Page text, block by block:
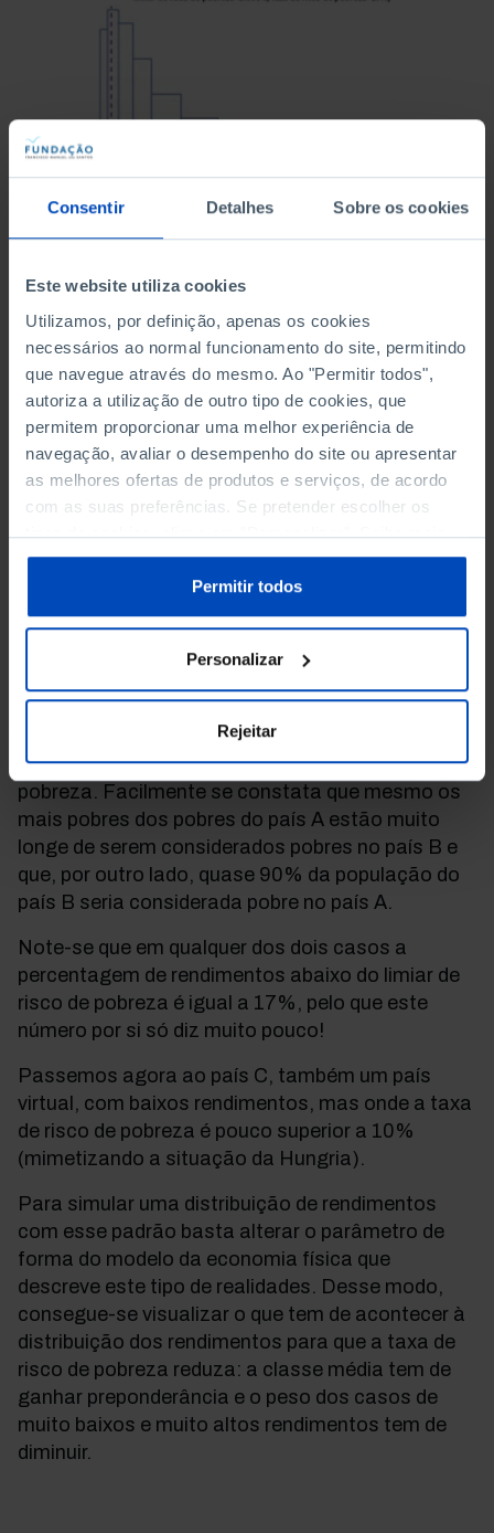
Consentir Detalhes Sobre os cookies
Este website utiliza cookies
Utilizamos, por definição, apenas os cookies
necessários ao normal funcionamento do site, permitindo
que navegue através do mesmo. Ao "Permitir todos",
autoriza a utilização de outro tipo de cookies, que
permitem proporcionar uma melhor experiência de
navegação, avaliar o desempenho do site ou apresentar
as melhores ofertas de produtos e serviços, de acordo
com as suas preferências. Se pretender escolher os
tipos de cookies, clique em "Personalizar". Saiba mais
sobre cookies através da gestão de preferências ou da
Política de Cookies.
Permitir todos
Personalizar
Rejeitar
Fonte: dados obtidos pela autora por simulação
estocástica (modelo de Gibbs-Boltzmann)
A linha a tracejado assinala o limiar de risco de
pobreza. Facilmente se constata que mesmo os
mais pobres dos pobres do país A estão muito
longe de serem considerados pobres no país B e
que, por outro lado, quase 90% da população do
país B seria considerada pobre no país A.
Note-se que em qualquer dos dois casos a
percentagem de rendimentos abaixo do limiar de
risco de pobreza é igual a 17%, pelo que este
número por si só diz muito pouco!
Passemos agora ao país C, também um país
virtual, com baixos rendimentos, mas onde a taxa
de risco de pobreza é pouco superior a 10%
(mimetizando a situação da Hungria).
Para simular uma distribuição de rendimentos
com esse padrão basta alterar o parâmetro de
forma do modelo da economia física que
descreve este tipo de realidades. Desse modo,
consegue-se visualizar o que tem de acontecer à
distribuição dos rendimentos para que a taxa de
risco de pobreza reduza: a classe média tem de
ganhar preponderância e o peso dos casos de
muito baixos e muito altos rendimentos tem de
diminuir.